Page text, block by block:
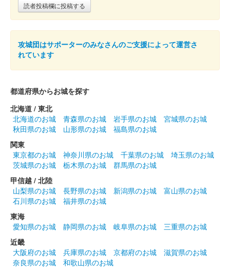
読者投稿欄に投稿する
攻城団はサポーターのみなさんのご支援によって運営さ
れています
都道府県からお城を探す
北海道 / 東北
北海道のお城
青森県のお城 岩手県のお城
宮城県のお城
秋田県のお城
山形県のお城
福島県のお城
関東
東京都のお城
神奈川県のお城 千葉県のお城
埼玉県のお城
茨城県のお城
栃木県のお城
群馬県のお城
甲信越 / 北陸
山梨県のお城
長野県のお城 新潟県のお城
富山県のお城
石川県のお城
福井県のお城
東海
愛知県のお城
静岡県のお城 岐阜県のお城
三重県のお城
近畿
大阪府のお城
兵庫県のお城 京都府のお城
滋賀県のお城
奈良県のお城
和歌山県のお城